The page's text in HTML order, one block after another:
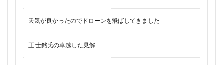
天気が良かったのでドローンを飛ばしてきました
王 士銘氏の卓越した見解